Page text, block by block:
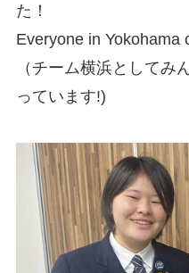
た！
Everyone in Yokohama
（チーム横浜としてみ
っています!)